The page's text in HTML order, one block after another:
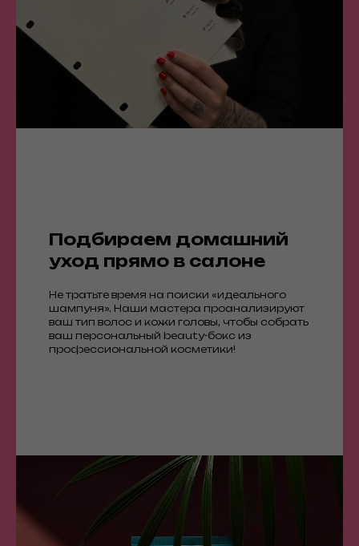
Подбираем домашний
уход прямо в салоне
Не тратьте время на поиски «идеального
шампуня». Наши мастера проанализируют
ваш тип волос и кожи головы, чтобы собрать
ваш персональный beauty-бокс из
профессиональной косметики!